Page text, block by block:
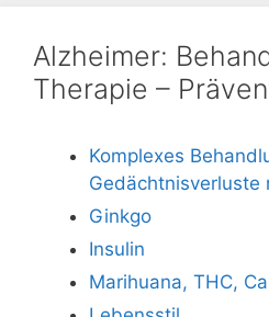
Alzheimer:
Therapie –
Komplexes
Gedächtnisverluste
Ginkgo
Insulin
Marihuana, THC,